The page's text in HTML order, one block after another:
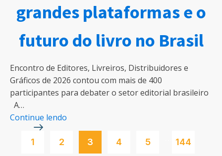
grandes plataformas e o
futuro do livro no Brasil
Encontro de Editores, Livreiros, Distribuidores e
Gráficos de 2026 contou com mais de 400
participantes para debater o setor editorial brasileiro
A…
Continue lendo
1 2 3 4 5 144